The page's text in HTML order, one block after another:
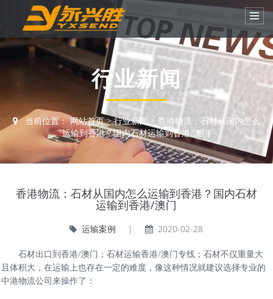
行业新闻
当前位置：网站首页>行业新闻> 香港物流：石材从国内怎么
运输到香港？国内石材运输到香港/澳门
香港物流：石材从国内怎么运输到香港？国内石材
运输到香港/澳门
运输案例 | 2020-02-28
石材出口到香港/澳门；石材运输香港/澳门专线；石材不仅重量大
且体积大，在运输上也存在一定的难度，像这种情况就建议选择专业的
中港物流公司来操作了：